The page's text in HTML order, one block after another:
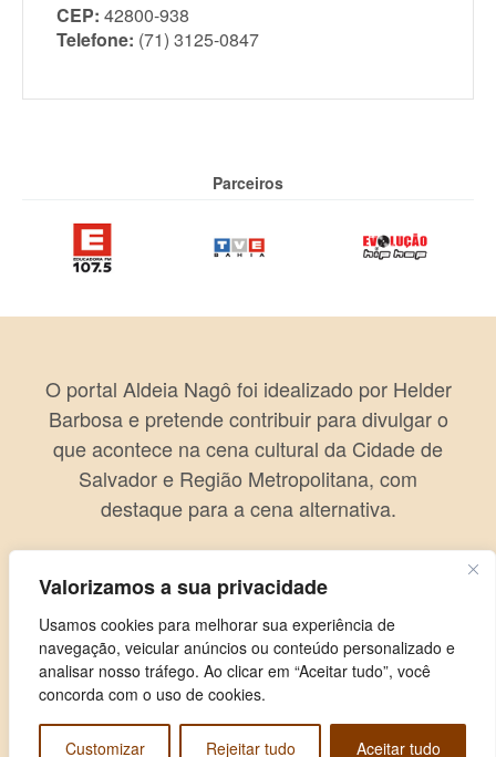
Valorizamos a sua privacidade
Usamos cookies para melhorar sua experiência de
navegação, veicular anúncios ou conteúdo personalizado e
analisar nosso tráfego. Ao clicar em “Aceitar tudo”, você
concorda com o uso de cookies.
Customizar Rejeitar tudo Aceitar tudo
CEP: 42800-938
Telefone: (71) 3125-0847
Parceiros
O portal Aldeia Nagô foi idealizado por Helder
Barbosa e pretende contribuir para divulgar o
que acontece na cena cultural da Cidade de
Salvador e Região Metropolitana, com
destaque para a cena alternativa.